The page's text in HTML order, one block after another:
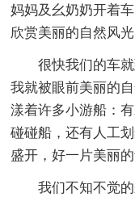
妈妈及幺奶奶开着
欣赏美丽的自然风光
很快我们的车
我就被眼前美丽的
漾着许多小游船：
碰碰船，还有人工
盛开，好一片美丽的
我们不知不觉